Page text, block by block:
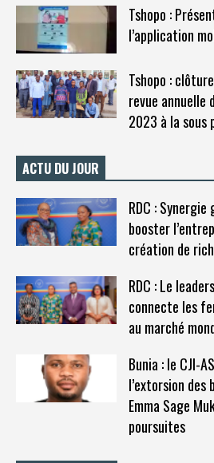
Tshopo :
l’application
Tshopo :
revue annuelle
2023 à la sous
ACTU DU JOUR
RDC :
booster
création de
RDC : Le
connecte les
au marché
Bunia : le CJI-
l’extorsion des
Emma Sage
poursuites